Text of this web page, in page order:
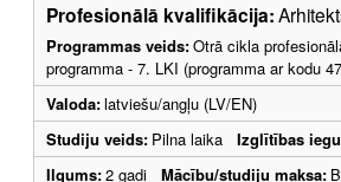
Profesionālā kvalifikācija:
Programmas veids:Otrā cikla
programma - 7. LKI (programma ar kodu
Valoda:latviešu/angļu (LV/EN)
Studiju veids: Pilna laika Izglītības
Ilgums:2 gadi Mācību/studiju maksa: